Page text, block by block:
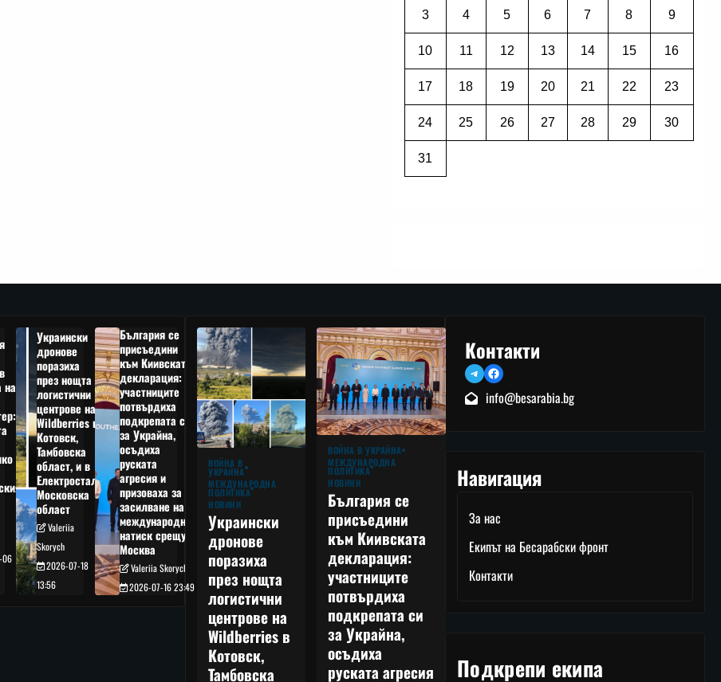
3 4 5 6 7 8 9
10 11 12 13 14 15 16
17 18 19 20 21 22 23
24 25 26 27 28 29 30
31
на
Украински
дронове
поразиха
през нощта
логистични
центрове на
Wildberries в
Котовск,
Тамбовска
област, и в
Електростал,
Московска
област
Valeriia
Skorych
2026-07-18
13:56
България се
присъедини
към Киивската
декларация:
участниците
потвърдиха
подкрепата си
за Украйна,
осъдиха
руската
агресия и
призоваха за
засилване на
международния
натиск срещу
Москва
Valeriia Skorych
2026-07-16 23:49
ВОЙНА В
УКРАЙНА
МЕЖДУНАРОДНА
ПОЛИТИКА
НОВИНИ
Украински
дронове
поразиха
през нощта
логистични
центрове на
Wildberries в
Котовск,
Тамбовска
ВОЙНА В УКРАЙНА
МЕЖДУНАРОДНА
ПОЛИТИКА
НОВИНИ
България се
присъедини
към Киивската
декларация:
участниците
потвърдиха
подкрепата си
за Украйна,
осъдиха
руската агресия
Контакти
TelegramFacebook
info@besarabia.bg
Навигация
За нас
Екипът на Бесарабски фронт
Контакти
Подкрепи екипа